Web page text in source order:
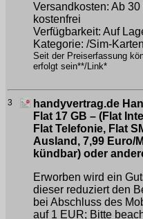
Versandkosten: Ab
kostenfrei
Verfügbarkeit: Auf
Kategorie: /Sim-
Seit der Preiserfassung
erfolgt sein**/Link*
3
handyvertrag.de
Flat 17 GB – (Flat
Flat Telefonie, Flat
Ausland, 7,99 Euro/
kündbar) oder
Erworben wird ein
dieser reduziert den
bei Abschluss des
auf 1 EUR; Bitte